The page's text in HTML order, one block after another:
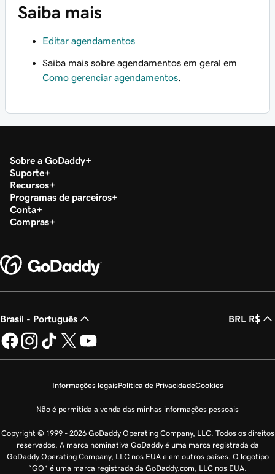
Saiba mais
Editar agendamentos
Saiba mais sobre agendamentos em geral em
Como gerenciar agendamentos
Sobre a GoDaddy
Suporte
Recursos
Programas de parceiros
Conta
Compras
Brasil - Português BRL R$
Informações legaisPolítica de PrivacidadeCookies
Não é permitida a venda das minhas informações pessoais
Copyright © 1999 - 2026 GoDaddy Operating Company, LLC. Todos os direitos
reservados. A marca nominativa GoDaddy é uma marca registrada da
GoDaddy Operating Company, LLC nos EUA e em outros países. O logotipo
“GO” é uma marca registrada da GoDaddy.com, LLC nos EUA.